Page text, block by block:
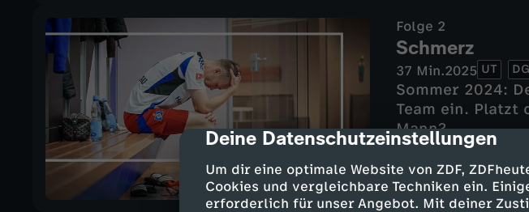
cmp-dialog-description
Deine Datenschutzeinstellungen
Um dir eine optimale Website von ZDF,
Cookies und vergleichbare Techniken ein.
erforderlich für unser Angebot. Mit deiner
Folge 2
Schmerz
37 Min.2025 UT
Sommer 2024:
Team ein. Platzt
Mann?